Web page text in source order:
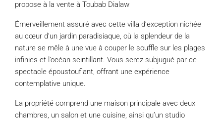
propose à la vente à Toubab Dialaw
Émerveillement assuré avec cette villa d’exception nichée
au cœur d’un jardin paradisiaque, où la splendeur de la
nature se mêle à une vue à couper le souffle sur les plages
infinies et l’océan scintillant. Vous serez subjugué par ce
spectacle époustouflant, offrant une expérience
contemplative unique.
La propriété comprend une maison principale avec deux
chambres, un salon et une cuisine, ainsi qu’un studio